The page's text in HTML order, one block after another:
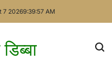
7 20269:39:57 AM